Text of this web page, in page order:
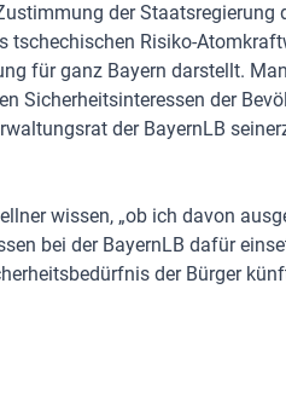
der Staatsregierung
tschechischen Risiko-
für ganz Bayern darstellt.
Sicherheitsinteressen der
der BayernLB
wissen, „ob ich davon
bei der BayernLB dafür
der Bürger